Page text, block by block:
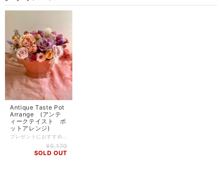
Antique Taste Pot
Arrange (アンテ
ィークテイスト ポ
ットアレンジ)
¥5,170
SOLD OUT